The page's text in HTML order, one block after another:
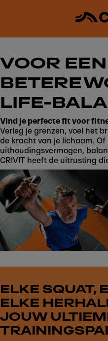
VOOR EEN
BETERE
LIFE-
Vind je perfecte fit voor
Verleg je grenzen, voel het
de kracht van je lichaam.
uithoudingsvermogen,
CRIVIT heeft de uitrusting
ELKE SQUAT,
ELKE
JOUW